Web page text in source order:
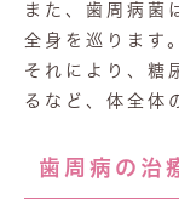
また、歯周病菌
全身を巡ります。
それにより、糖
るなど、体全体
歯周病の治